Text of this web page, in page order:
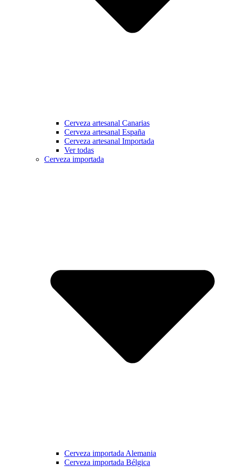
Cerveza artesanal Canarias
Cerveza artesanal España
Cerveza artesanal Importada
Ver todas
Cerveza importada
Cerveza importada Alemania
Cerveza importada Bélgica